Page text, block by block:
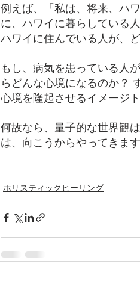
例えば、「私は、将来、ハ
に、ハワイに暮らしている
ハワイに住んでいる人が、
もし、病気を患っている人
らどんな心境になるのか？
心境を隆起させるイメージ
何故なら、量子的な世界観
は、向こうからやってきま
ホリスティックヒーリング